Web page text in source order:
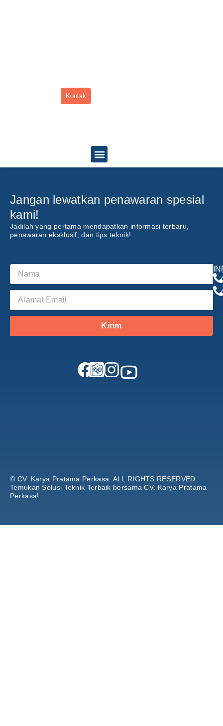
Kontak
Jangan lewatkan penawaran spesial
kami!
Jadilah yang pertama mendapatkan informasi terbaru,
penawaran eksklusif, dan tips teknik!
Kirim
© CV. Karya Pratama Perkasa. ALL RIGHTS RESERVED.
Temukan Solusi Teknik Terbaik bersama CV. Karya Pratama
Perkasa!